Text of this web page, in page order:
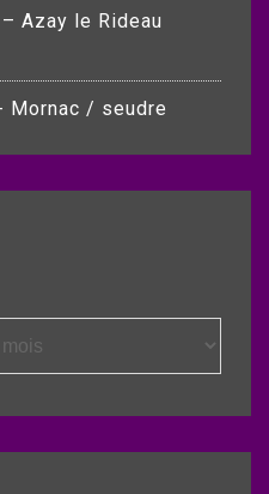
Azay le Rideau
Mornac / seudre